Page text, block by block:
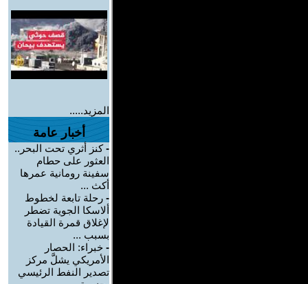
المزيد.....
أخبار عامة
-كنز أثري تحت البحر..
العثور على حطام
سفينة رومانية عمرها
أكث ...
- رحلة تابعة لخطوط
ألاسكا الجوية تضطر
لإغلاق قمرة القيادة
بسبب ...
- خبراء: الحصار
الأمريكي يشلَّ مركز
تصدير النفط الرئيسي